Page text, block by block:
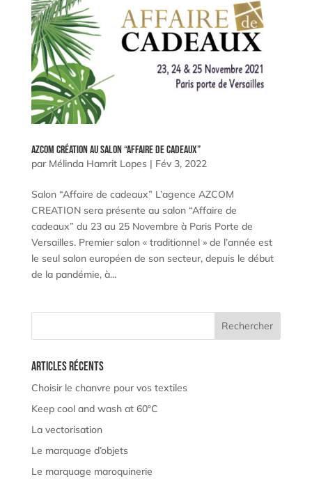
AZCOM Création au salon “Affaire de Cadeaux”
par Mélinda Hamrit Lopes| Fév 3, 2022
Salon “Affaire de cadeaux” L’agence AZCOM
CREATION sera présente au salon “Affaire de
cadeaux” du 23 au 25 Novembre à Paris Porte de
Versailles. Premier salon « traditionnel » de l’année est
le seul salon européen de son secteur, depuis le début
de la pandémie, à...
Articles récents
Choisir le chanvre pour vos textiles
Keep cool and wash at 60°C
La vectorisation
Le marquage d’objets
Le marquage maroquinerie